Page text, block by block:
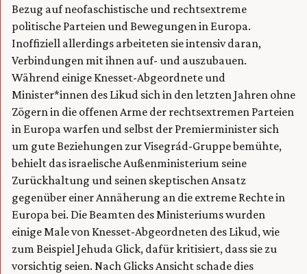
Bezug auf neofaschistische und rechtsextreme
politische Parteien und Bewegungen in Europa.
Inoffiziell allerdings arbeiteten sie intensiv daran,
Verbindungen mit ihnen auf- und auszubauen.
Während einige Knesset-Abgeordnete und
Minister*innen des Likud sich in den letzten Jahren ohne
Zögern in die offenen Arme der rechtsextremen Parteien
in Europa warfen und selbst der Premierminister sich
um gute Beziehungen zur Visegrád-Gruppe bemühte,
behielt das israelische Außenministerium seine
Zurückhaltung und seinen skeptischen Ansatz
gegenüber einer Annäherung an die extreme Rechte in
Europa bei. Die Beamten des Ministeriums wurden
einige Male von Knesset-Abgeordneten des Likud, wie
zum Beispiel Jehuda Glick, dafür kritisiert, dass sie zu
vorsichtig seien. Nach Glicks Ansicht schade dies